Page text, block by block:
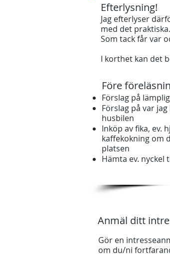
Efterlysning!
Jag efterlyser
med det
Som tack får var
I korthet kan det
Före
Förslag på
Förslag på var
husbilen
Inköp av fika, ev.
kaffekokning om
platsen
Hämta ev. nyckel
Anmäl ditt
Gör en
om du/ni